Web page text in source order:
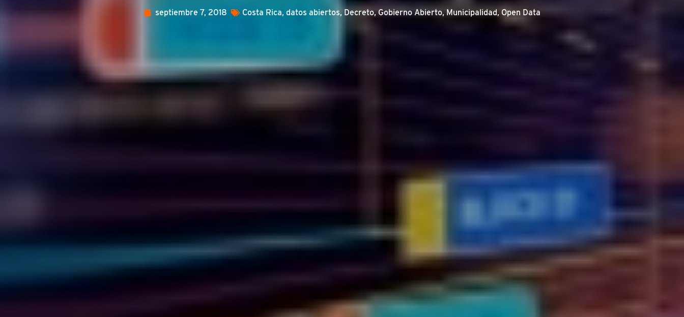
septiembre 7, 2018 Costa Rica, datos abiertos, Decreto,Gobierno Abierto,Municipalidad, Open Data